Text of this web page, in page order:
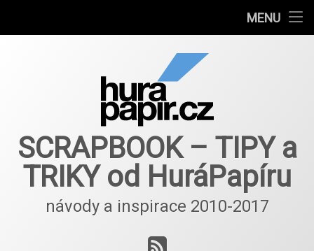
MENU
Nové nápady a inspirace ScrapBlog od 2018
SCRAPBOOK – TIPY a
TRIKY od HuráPapíru
návody a inspirace 2010-2017
RSS